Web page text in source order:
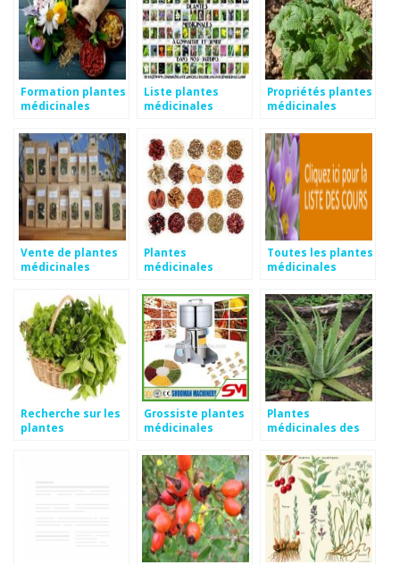
Formation plantes
médicinales
Liste plantes
médicinales
Propriétés plantes
médicinales
Vente de plantes
médicinales
Plantes
médicinales
Toutes les plantes
médicinales
Recherche sur les
plantes
Grossiste plantes
médicinales
Plantes
médicinales des